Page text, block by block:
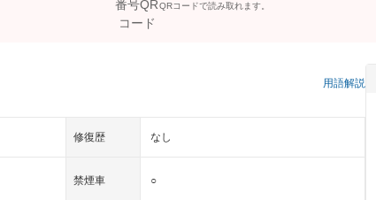
QRコードで読み取れます。
用語解説
修復歴 なし
禁煙車 ○